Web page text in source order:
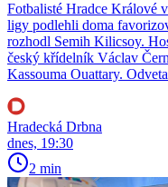
Fotbalisté Hradce Králové
ligy podlehli doma
rozhodl Semih Kilicsoy.
český křídelník Václav
Kassouma Ouattary.
Hradecká Drbna
dnes, 19:30
2 min